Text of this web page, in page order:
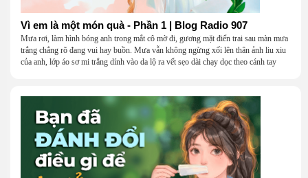
Vì em là một món quà - Phần 1 | Blog Radio 907
Mưa rơi, làm hình bóng anh trong mắt cô mờ đi, gương mặt điển trai sau màn mưa
trắng chẳng rõ đang vui hay buồn. Mưa vẫn không ngừng xối lên thân ảnh liu xiu
của anh, lớp áo sơ mi trắng dính vào da lộ ra vết sẹo dài chạy dọc theo cánh tay